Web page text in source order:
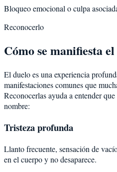
Bloqueo emocional o culpa
Reconocerlo
Cómo se manifiesta
El duelo es una experiencia
manifestaciones comunes que
Reconocerlas ayuda a entender
nombre:
Tristeza profunda
Llanto frecuente, sensación de
en el cuerpo y no desaparece.